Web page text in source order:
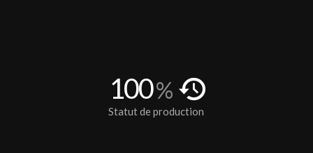
100%
Statut de production